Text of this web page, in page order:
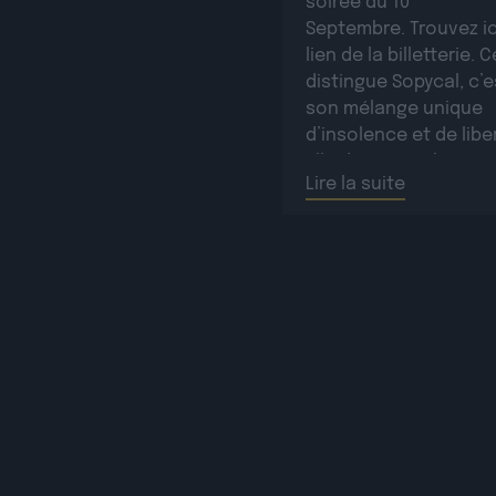
Septembre. Trouvez
lien de la billetterie.
distingue Sopycal,
son mélange unique
d’insolence et de
des textes à la fois
Lire la suite